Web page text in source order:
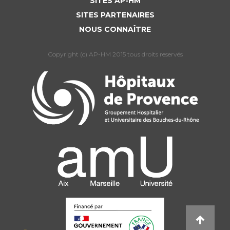
Protection des données
Les recherches en santé à l’AP-HM
Lieu de santé sans tabac
Liste des marchés conclus
Documents utilesSITES PARTENAIRES
NOUS CONNAÎTRE
Copyright (c) AP-HM 2015 tous droits reservés